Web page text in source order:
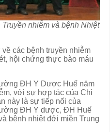
nhiễm và bệnh Nhiệt
các bệnh truyền nhiễm
hội chứng thực bào máu
ĐH Y Dược Huế năm
với sự hợp tác của Chi
này là sự tiếp nối của
ĐH Y dược, ĐH Huế
bệnh nhiệt đới miền Trung